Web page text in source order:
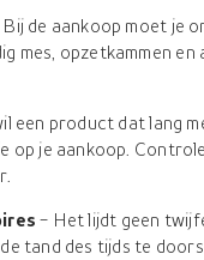
de aankoop moet je
mes, opzetkammen
een product dat lang
op je aankoop.
- Het lijdt geen
tand des tijds te